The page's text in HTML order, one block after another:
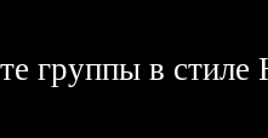
группы в стиле